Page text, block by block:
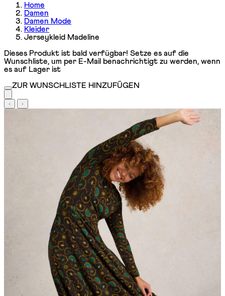
Home
Damen
Damen Mode
Kleider
Jerseykleid Madeline
Dieses Produkt ist bald verfügbar! Setze es auf die
Wunschliste, um per E-Mail benachrichtigt zu werden, wenn
es auf Lager ist
ZUR WUNSCHLISTE HINZUFÜGEN